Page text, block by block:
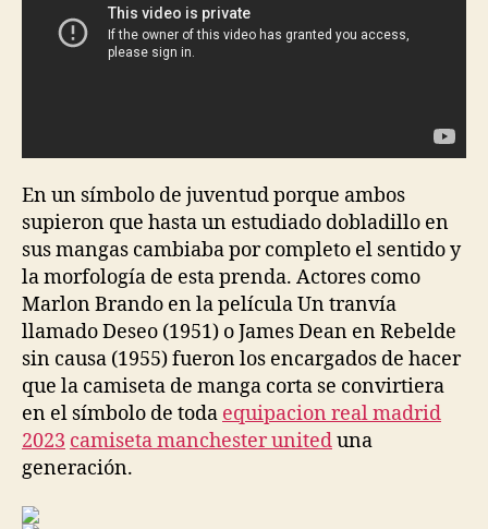
En un símbolo de juventud porque ambos
supieron que hasta un estudiado dobladillo en
sus mangas cambiaba por completo el sentido y
la morfología de esta prenda. Actores como
Marlon Brando en la película Un tranvía
llamado Deseo (1951) o James Dean en Rebelde
sin causa (1955) fueron los encargados de hacer
que la camiseta de manga corta se convirtiera
en el símbolo de toda equipacion real madrid
2023 camiseta manchester uniteduna
generación.